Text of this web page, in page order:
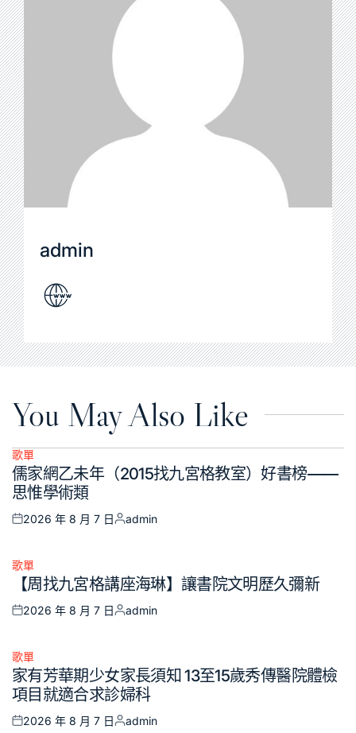
admin
You May Also Like
Posted
in
歌單
儒家網乙未年（2015找九宮格教室）好書榜——
思惟學術類
Posted
2026 年 8 月 7 日
Posted
admin
Posted
歌單
【周找九宮格講座海琳】讓書院文明歷久彌新
Posted
2026 年 8 月 7 日
Posted
admin
Posted
in
歌單
家有芳華期少女家長須知 13至15歲秀傳醫院體檢
項目就適合求診婦科
Posted
2026 年 8 月 7 日
Posted
admin